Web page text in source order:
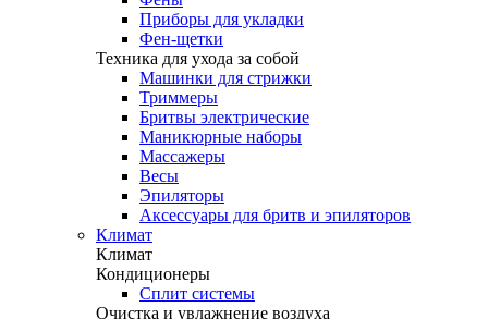
Приборы для укладки
Фен-щетки
Техника для ухода за собой
Машинки для стрижки
Триммеры
Бритвы электрические
Маникюрные наборы
Массажеры
Весы
Эпиляторы
Аксессуары для бритв и эпиляторов
Климат
Климат
Кондиционеры
Сплит системы
Очистка и увлажнение воздуха